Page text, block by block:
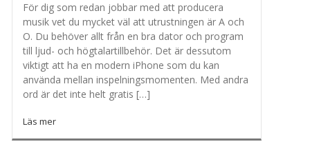
För dig som redan jobbar med att producera
musik vet du mycket väl att utrustningen är A och
O. Du behöver allt från en bra dator och program
till ljud- och högtalartillbehör. Det är dessutom
viktigt att ha en modern iPhone som du kan
använda mellan inspelningsmomenten. Med andra
ord är det inte helt gratis […]
Läs mer